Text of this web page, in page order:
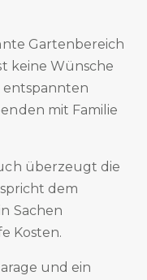
Gartenbereich
keine Wünsche
mit Familie
überzeugt die
dem
Sachen
Kosten.
und ein